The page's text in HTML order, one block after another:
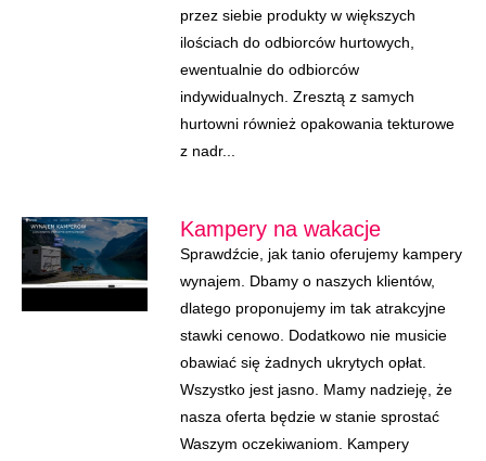
przez siebie produkty w większych
ilościach do odbiorców hurtowych,
ewentualnie do odbiorców
indywidualnych. Zresztą z samych
hurtowni również opakowania tekturowe
z nadr...
Kampery na wakacje
Sprawdźcie, jak tanio oferujemy kampery
wynajem. Dbamy o naszych klientów,
dlatego proponujemy im tak atrakcyjne
stawki cenowo. Dodatkowo nie musicie
obawiać się żadnych ukrytych opłat.
Wszystko jest jasno. Mamy nadzieję, że
nasza oferta będzie w stanie sprostać
Waszym oczekiwaniom. Kampery